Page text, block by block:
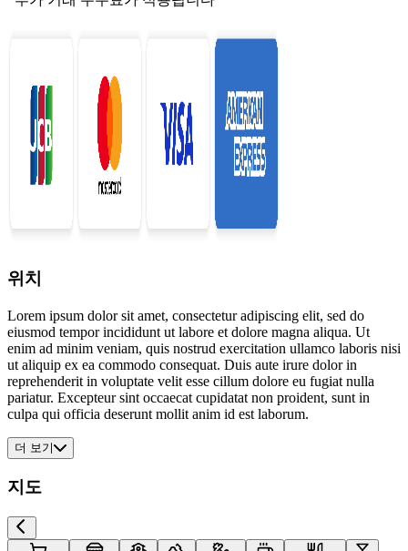
위치
Lorem ipsum dolor sit amet, consectetur adipiscing elit, sed do
eiusmod tempor incididunt ut labore et dolore magna aliqua. Ut
enim ad minim veniam, quis nostrud exercitation ullamco laboris nisi
ut aliquip ex ea commodo consequat. Duis aute irure dolor in
reprehenderit in voluptate velit esse cillum dolore eu fugiat nulla
pariatur. Excepteur sint occaecat cupidatat non proident, sunt in
culpa qui officia deserunt mollit anim id est laborum.
더 보기
지도